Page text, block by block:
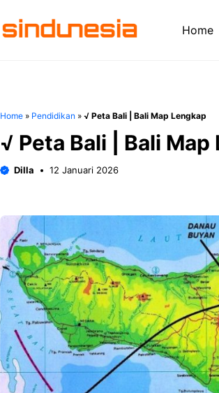
Home
Home » Pendidikan » √ Peta Bali | Bali Map Lengkap
√ Peta Bali | Bali Map
Dilla 12 Januari 2026